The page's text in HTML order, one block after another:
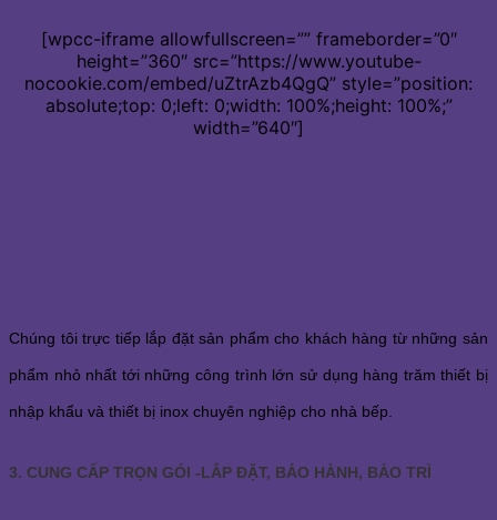
[wpcc-iframe allowfullscreen=”” frameborder=”0″
height=”360″ src=”https://www.youtube-
nocookie.com/embed/uZtrAzb4QgQ” style=”position:
absolute;top: 0;left: 0;width: 100%;height: 100%;”
width=”640″]
Chúng tôi trực tiếp lắp đặt sản phẩm cho khách hàng từ những sản
phẩm nhỏ nhất tới những công trình lớn sử dụng hàng trăm thiết bị
nhập khẩu và thiết bị inox chuyên nghiệp cho nhà bếp.
3. CUNG CẤP TRỌN GÓI -LẮP ĐẶT, BẢO HÀNH, BẢO TRÌ